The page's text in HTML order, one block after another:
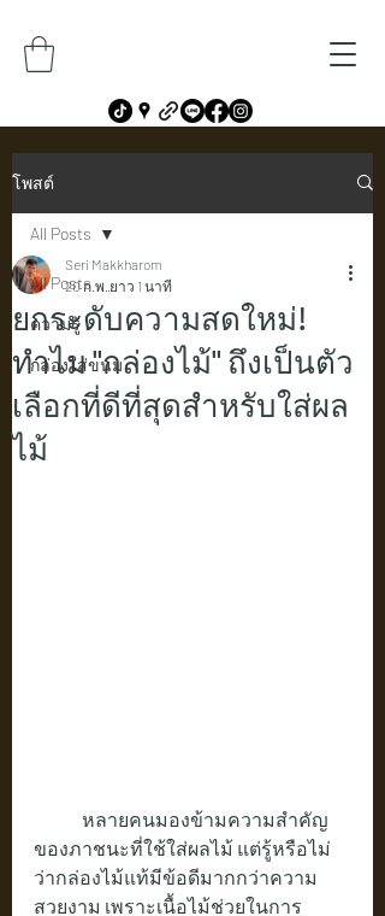
โพสต์
All Posts
ความรู้
กล่องใส่ขนม
All Posts
ยกระดับความสดใหม่!
ทำไม "กล่องไม้" ถึงเป็นตัว
เลือกที่ดีที่สุดสำหรับใส่ผล
ไม้
Seri Makkharom
20 ก.พ. ยาว 1 นาที
ของภาชนะที่ใช้ใส่ผลไม้ แต่รู้หรือไม่
ว่ากล่องไม้แท้มีข้อดีมากกว่าความ
สวยงาม เพราะเนื้อไม้ช่วยในการ